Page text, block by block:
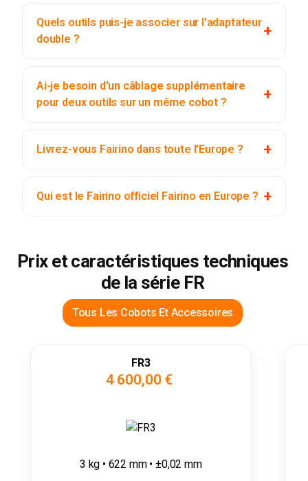
Quels outils puis-je associer sur l'adaptateur
double ?
Ai-je besoin d'un câblage supplémentaire
pour deux outils sur un même cobot ?
Livrez-vous Fairino dans toute l'Europe ?
Qui est le Fairino officiel Fairino en Europe ?
Prix et caractéristiques techniques
de la série FR
Tous Les Cobots Et Accessoires
FR3
4 600,00 €
3 kg • 622 mm • ±0,02 mm